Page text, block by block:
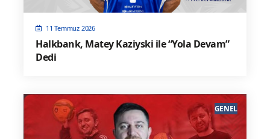
11 Temmuz 2026
Halkbank, Matey Kaziyski ile “Yola Devam”
Dedi
GENEL